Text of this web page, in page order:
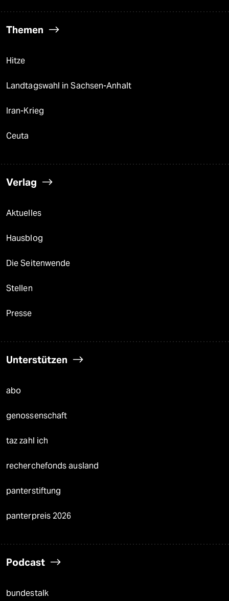
Themen
Hitze
Landtagswahl in Sachsen-Anhalt
Iran-Krieg
Ceuta
Verlag
Aktuelles
Hausblog
Die Seitenwende
Stellen
Presse
Unterstützen
abo
genossenschaft
taz zahl ich
recherchefonds ausland
panterstiftung
panterpreis 2026
Podcast
bundestalk